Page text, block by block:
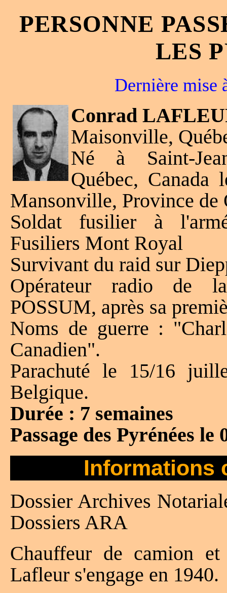
PERSONNE
LES
Dernière mise
Conrad
Maisonville,
Né à Saint-
Québec,
Mansonville, Province de
Soldat fusilier à
Fusiliers Mont Royal
Survivant du raid sur
Opérateur radio de
POSSUM, après sa
Noms de guerre :
Canadien".
Parachuté le 15/16
Belgique.
Durée : 7 semaines
Passage des Pyrénées le
Informations
Dossier Archives
Dossiers ARA
Chauffeur de camion
Lafleur s'engage en 1940.